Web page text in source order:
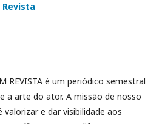
REVISTA é um periódico semestral
a arte do ator. A missão de nosso
e dar visibilidade aos